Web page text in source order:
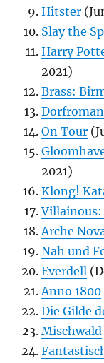
Hitster
Slay the
Harry
2021)
Brass:
On Tour
2021)
Klong!
Villainous:
Arche
Nah und
Everdell
Anno 1800
Die Gilde
Mischwald